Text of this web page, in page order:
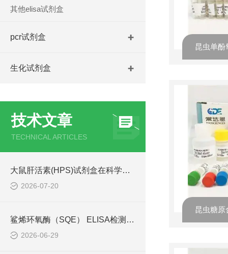
其他elisa试剂盒
pcr试剂盒
生化试剂盒
技术文章
TECHNICAL ARTICLES
大鼠肝活素(HPS)试剂盒在科学研究中扮演了何种角色？
2026-07-20
鲨烯环氧酶（SQE） ELISA检测试剂盒操作手册
2026-06-29